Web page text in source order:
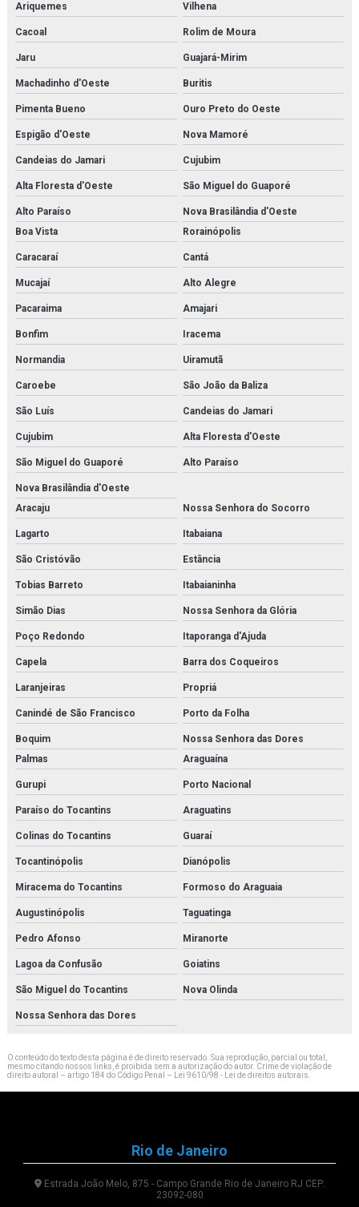
Ariquemes Vilhena
Cacoal Rolim de Moura
Jaru Guajará-Mirim
Machadinho d'Oeste Buritis
Pimenta Bueno Ouro Preto do Oeste
Espigão d'Oeste Nova Mamoré
Candeias do Jamari Cujubim
Alta Floresta d'Oeste São Miguel do Guaporé
Alto Paraíso
Nova Brasilândia d'Oeste
Boa Vista
Rorainópolis
Caracaraí Cantá
Mucajaí Alto Alegre
Pacaraima Amajari
Bonfim Iracema
Normandia Uiramutã
Caroebe São João da Baliza
São Luís Candeias do Jamari
Cujubim Alta Floresta d'Oeste
São Miguel do Guaporé Alto Paraíso
Nova Brasilândia d'Oeste
Aracaju
Nossa Senhora do Socorro
Lagarto Itabaiana
São Cristóvão Estância
Tobias Barreto Itabaianinha
Simão Dias Nossa Senhora da Glória
Poço Redondo Itaporanga d'Ajuda
Capela Barra dos Coqueiros
Laranjeiras Propriá
Canindé de São Francisco Porto da Folha
Boquim
Nossa Senhora das Dores
Palmas
Araguaína
Gurupi Porto Nacional
Paraíso do Tocantins Araguatins
Colinas do Tocantins Guaraí
Tocantinópolis Dianópolis
Miracema do Tocantins Formoso do Araguaia
Augustinópolis Taguatinga
Pedro Afonso Miranorte
Lagoa da Confusão Goiatins
São Miguel do Tocantins Nova Olinda
Nossa Senhora das Dores
O conteúdo do texto desta página é de direito reservado. Sua reprodução, parcial ou total,
mesmo citando nossos links, é proibida sem a autorização do autor. Crime de violação de
direito autoral – artigo 184 do Código Penal –
Lei 9610/98 - Lei de direitos autorais
Rio de Janeiro
Estrada João Melo, 875 - Campo Grande Rio de Janeiro RJ CEP:
23092-080